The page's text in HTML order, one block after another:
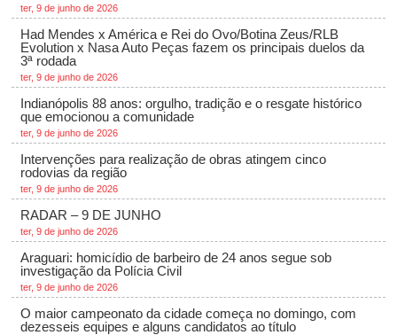
ter, 9 de junho de 2026
Had Mendes x América e Rei do Ovo/Botina Zeus/RLB
Evolution x Nasa Auto Peças fazem os principais duelos da
3ª rodada
ter, 9 de junho de 2026
Indianópolis 88 anos: orgulho, tradição e o resgate histórico
que emocionou a comunidade
ter, 9 de junho de 2026
Intervenções para realização de obras atingem cinco
rodovias da região
ter, 9 de junho de 2026
RADAR – 9 DE JUNHO
ter, 9 de junho de 2026
Araguari: homicídio de barbeiro de 24 anos segue sob
investigação da Polícia Civil
ter, 9 de junho de 2026
O maior campeonato da cidade começa no domingo, com
dezesseis equipes e alguns candidatos ao título